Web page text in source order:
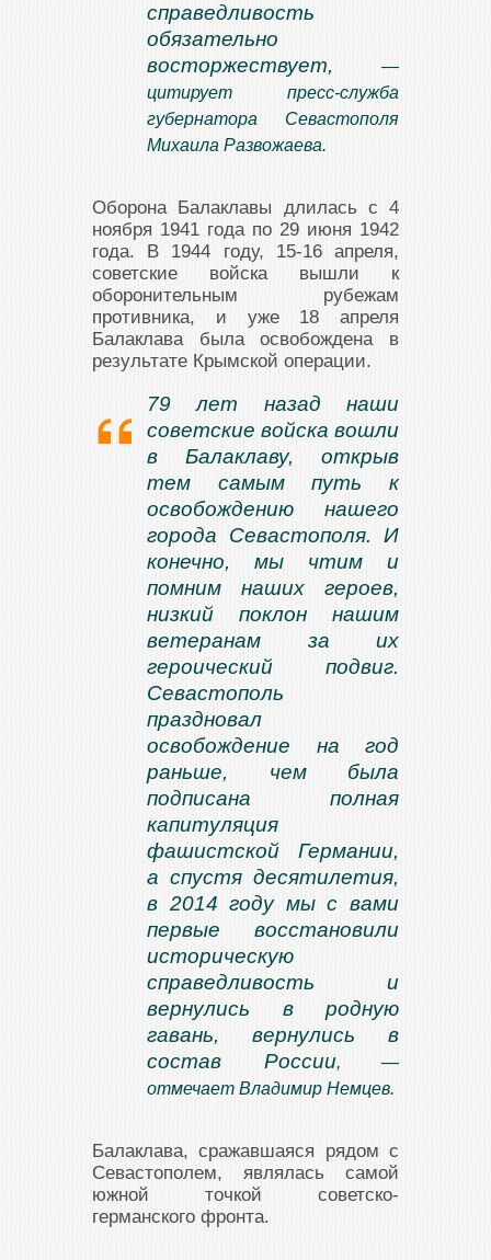
справедливость
обязательно
восторжествует,
—
цитирует пресс-служба
губернатора Севастополя
Михаила Развожаева.
Оборона Балаклавы длилась с 4
ноября 1941 года по 29 июня 1942
года. В 1944 году, 15-16 апреля,
советские войска вышли к
оборонительным рубежам
противника, и уже 18 апреля
Балаклава была освобождена в
результате Крымской операции.
79 лет назад наши
советские войска вошли
в Балаклаву, открыв
тем самым путь к
освобождению нашего
города Севастополя. И
конечно, мы чтим и
помним наших героев,
низкий поклон нашим
ветеранам за их
героический подвиг.
Севастополь
праздновал
освобождение на год
раньше, чем была
подписана полная
капитуляция
фашистской Германии,
а спустя десятилетия,
в 2014 году мы с вами
первые восстановили
историческую
справедливость и
вернулись в родную
гавань, вернулись в
состав России, —
отмечает Владимир Немцев.
Балаклава, сражавшаяся рядом с
Севастополем, являлась самой
южной точкой советско-
германского фронта.